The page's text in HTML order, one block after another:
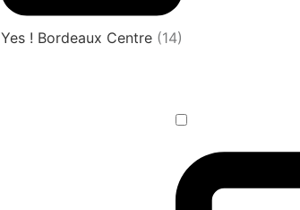
Yes ! Bordeaux Centre (14)